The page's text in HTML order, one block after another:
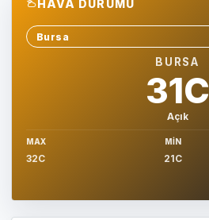
HAVA DURUMU
Sehir sec
BURSA
31C
Açık
MAX
32C
MIN
21C